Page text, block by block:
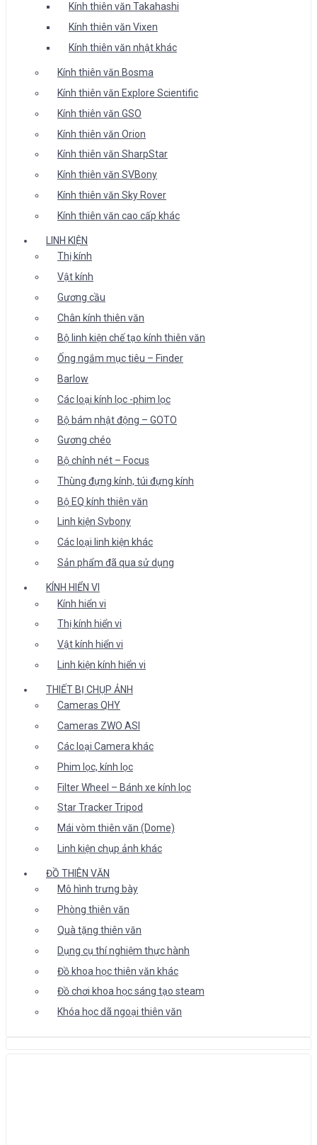
Kính thiên văn Takahashi
Kính thiên văn Vixen
Kính thiên văn nhật khác
Kính thiên văn Bosma
Kính thiên văn Explore Scientific
Kính thiên văn GSO
Kính thiên văn Orion
Kính thiên văn SharpStar
Kính thiên văn SVBony
Kính thiên văn Sky Rover
Kính thiên văn cao cấp khác
LINH KIỆN
Thị kính
Vật kính
Gương cầu
Chân kính thiên văn
Bộ linh kiện chế tạo kính thiên văn
Ống ngắm mục tiêu – Finder
Barlow
Các loại kính lọc -phim lọc
Bộ bám nhật động – GOTO
Gương chéo
Bộ chỉnh nét – Focus
Thùng đựng kính, túi đựng kính
Bộ EQ kính thiên văn
Linh kiện Svbony
Các loại linh kiện khác
Sản phẩm đã qua sử dụng
KÍNH HIỂN VI
Kính hiển vi
Thị kính hiển vi
Vật kính hiển vi
Linh kiện kính hiển vi
THIẾT BỊ CHỤP ẢNH
Cameras QHY
Cameras ZWO ASI
Các loại Camera khác
Phim lọc, kính lọc
Filter Wheel – Bánh xe kính lọc
Star Tracker Tripod
Mái vòm thiên văn (Dome)
Linh kiện chụp ảnh khác
ĐỒ THIÊN VĂN
Mô hình trưng bày
Phòng thiên văn
Quà tặng thiên văn
Dụng cụ thí nghiệm thực hành
Đồ khoa học thiên văn khác
Đồ chơi khoa học sáng tạo steam
Khóa học dã ngoại thiên văn